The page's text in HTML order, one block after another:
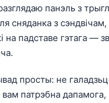
панэль з
сняданка з
на падставе гэтага —
просты: не
патрэбна дапамога,